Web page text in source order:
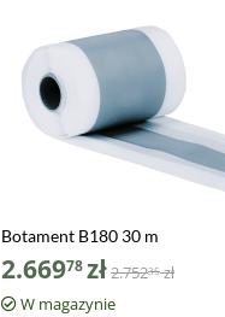
Botament B180 30 m
2.66978zł2.75235 zł
W magazynie